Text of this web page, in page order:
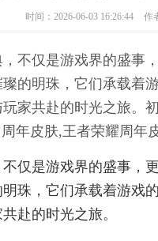
时间：2026-06-03 16:26:44 作
不仅是游戏界的盛事
的明珠，它们承载着
家共赴的时光之旅。
年皮肤,王者荣耀周年
仅是游戏界的盛事，
珠，它们承载着游戏
赴的时光之旅。